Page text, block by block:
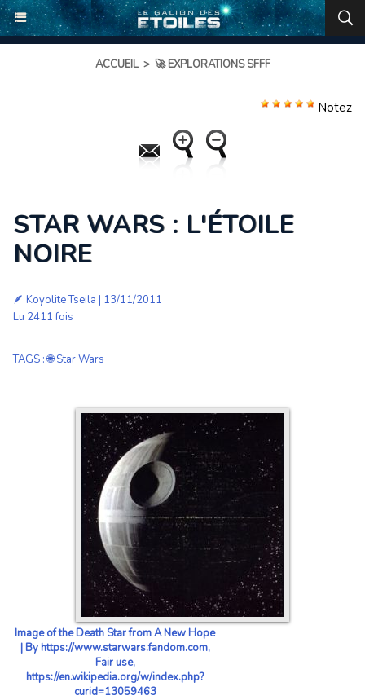
ACCUEIL > 🚀 EXPLORATIONS SFFF
Notez
STAR WARS : L'ÉTOILE
NOIRE
🪶 Koyolite Tseila | 13/11/2011
Lu 2411 fois
TAGS :🌐 Star Wars
Image of the Death Star from A New Hope
| By https://www.starwars.fandom.com,
Fair use,
https://en.wikipedia.org/w/index.php?
curid=13059463